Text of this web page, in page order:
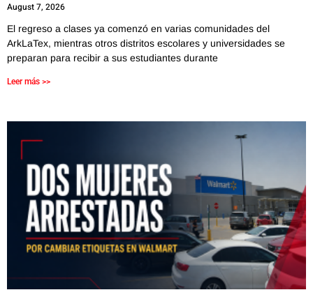
August 7, 2026
El regreso a clases ya comenzó en varias comunidades del
ArkLaTex, mientras otros distritos escolares y universidades se
preparan para recibir a sus estudiantes durante
Leer más >>